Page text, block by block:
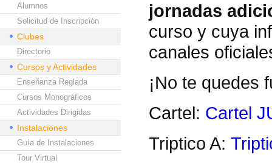
Alumnos
Solicitud de Inscripción
Clubes
Directorio
Cursos y Actividades
Enseñanza Reglada
Cursos Monográficos
Actividades Dirigidas
Instalaciones
Guía de Instalaciones
Tour Virtual
jornadas
curso y cuya
canales
¡No te quedes
Cartel: Cartel
Triptico A: